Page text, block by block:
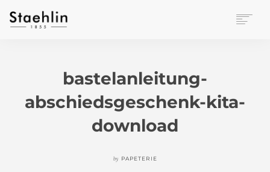
LEASING
bastelanleitung-
abschiedsgeschenk-kita-
download
by PAPETERIE